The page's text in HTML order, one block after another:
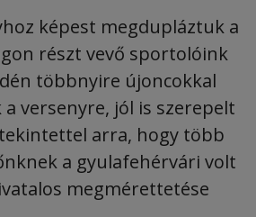
képest megdupláztuk a
részt vevő sportolóink
többnyire újoncokkal
versenyre, jól is szerepelt
arra, hogy több
a gyulafehérvári volt
megmérettetése